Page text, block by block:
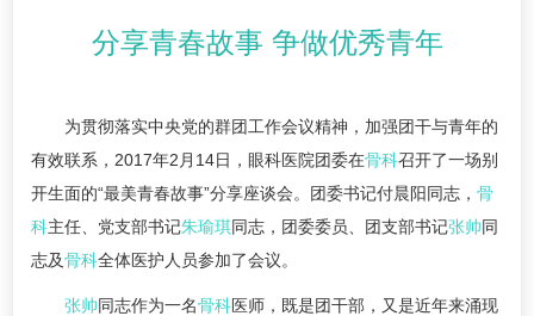
分享青春故事 争做优秀青年
为贯彻落实中央党的群团工作会议精神，加强团干与青年的
有效联系，2017年2月14日，眼科医院团委在骨科召开了一场别
开生面的“最美青春故事”分享座谈会。团委书记付晨阳同志， 骨
科主任、党支部书记朱瑜琪同志，团委委员、团支部书记张帅同
志及骨科全体医护人员参加了会议。
张帅同志作为一名骨科医师，既是团干部，又是近年来涌现